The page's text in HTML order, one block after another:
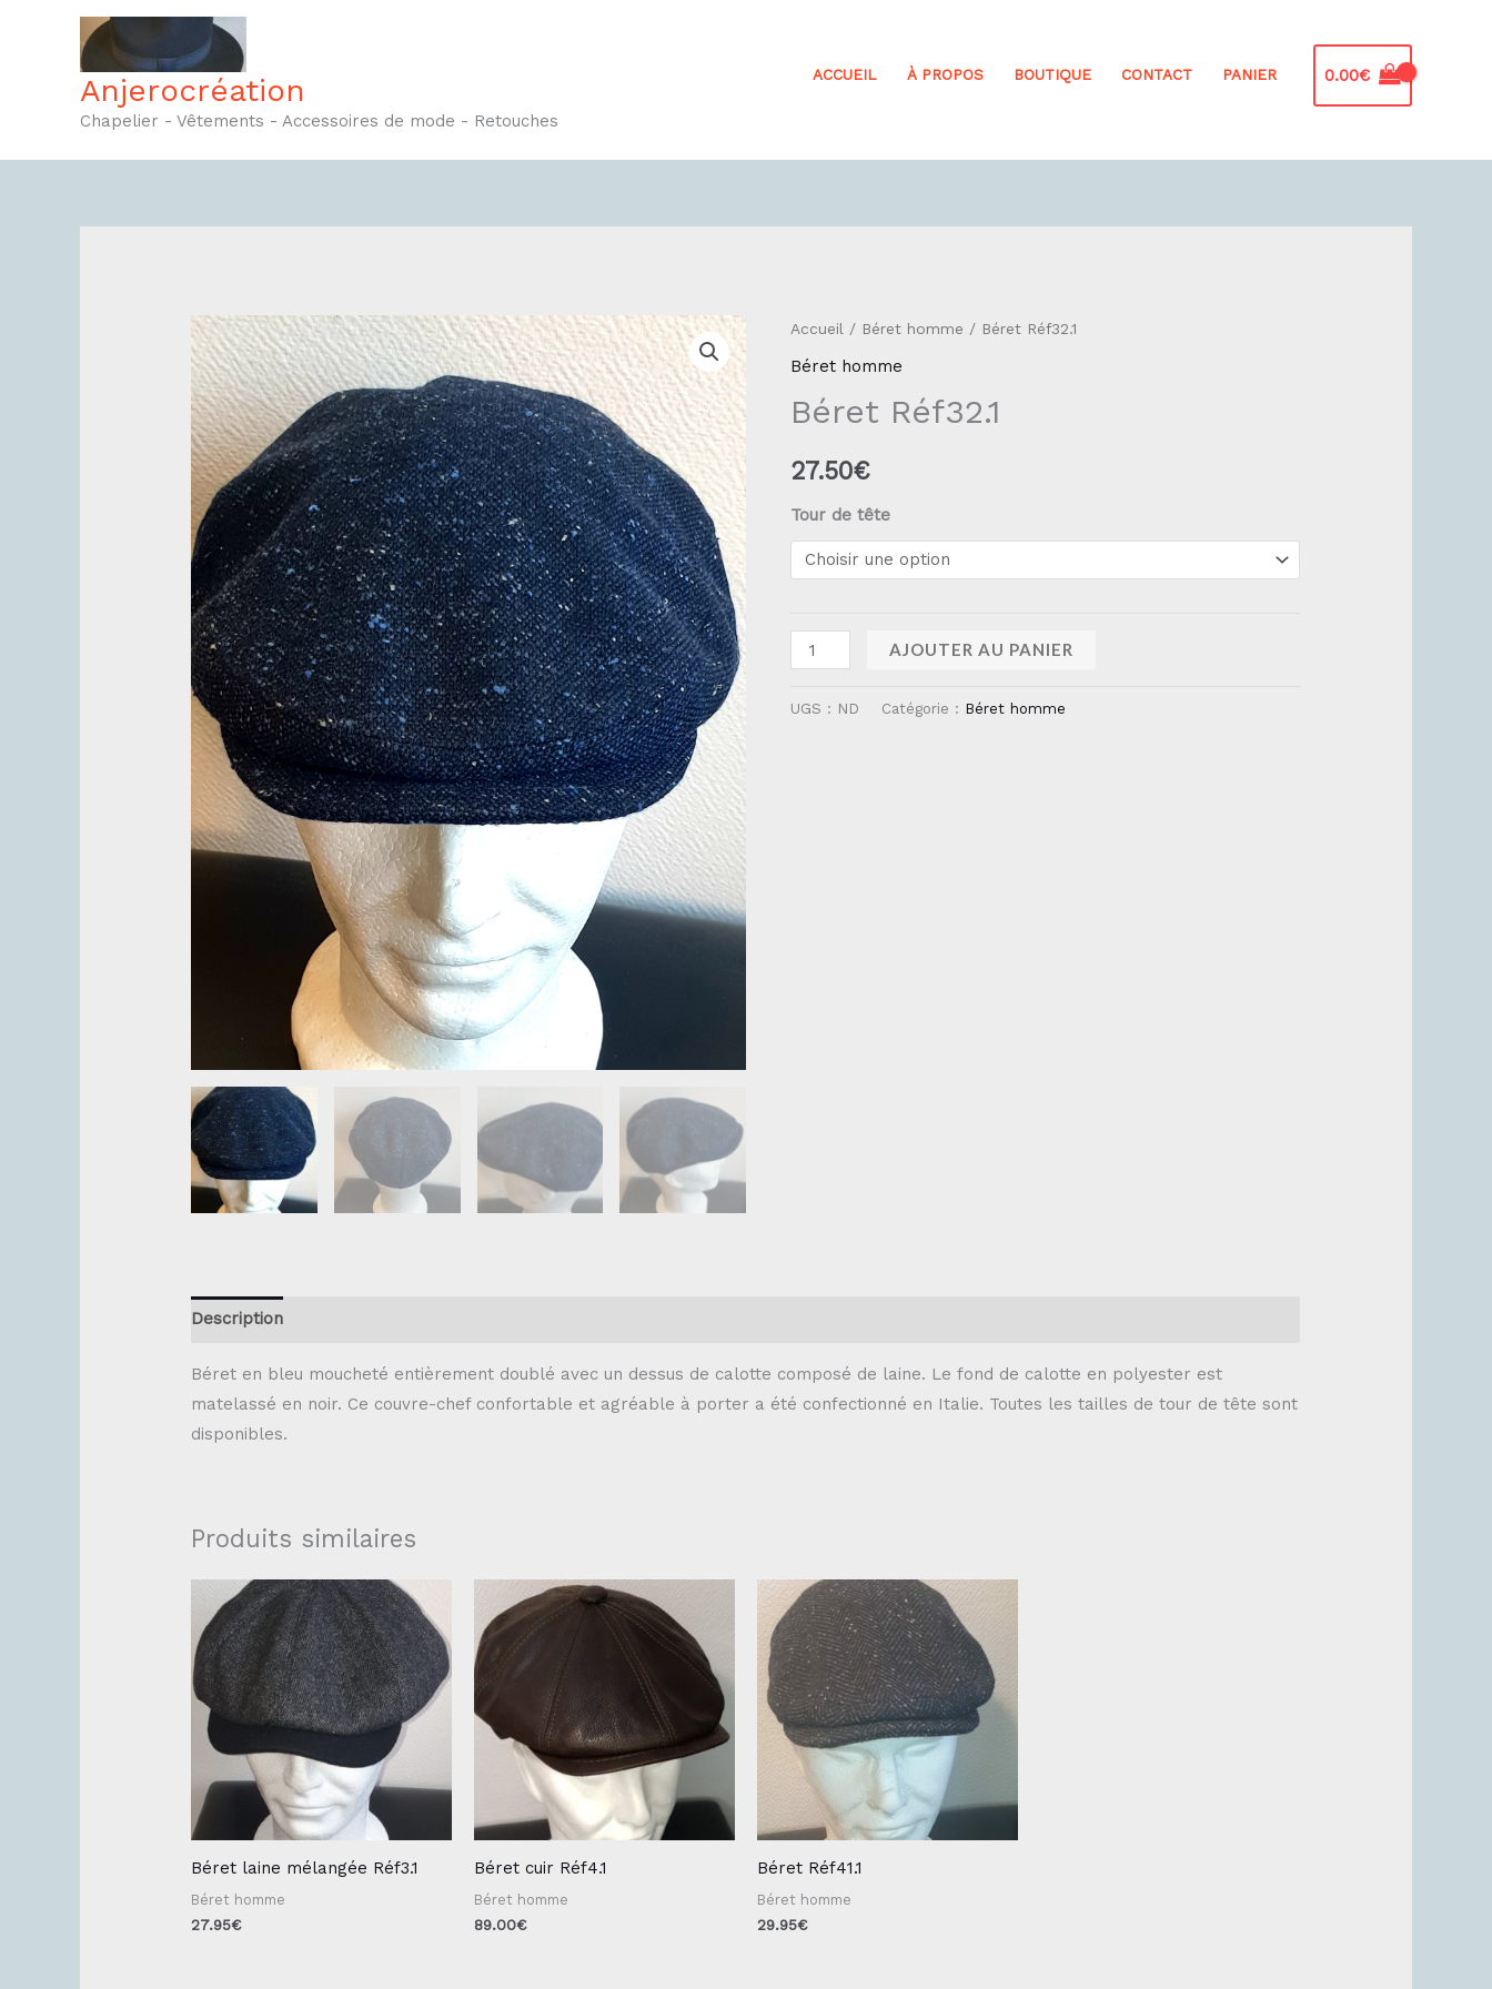
Anjerocréation
Chapelier - Vêtements - Accessoires de mode - Retouches
ACCUEIL À PROPOS BOUTIQUE CONTACT PANIER 0.00€
Accueil / Béret homme / Béret Réf32.1
Béret homme
Béret Réf32.1
27.50€
Tour de tête
quantité
de
Réf32.1
AJOUTER AU PANIER
UGS : ND Catégorie : Béret homme
Description
Béret en bleu moucheté entièrement doublé avec un dessus de calotte composé de laine. Le fond de calotte en polyester est
matelassé en noir. Ce couvre-chef confortable et agréable à porter a été confectionné en Italie. Toutes les tailles de tour de tête sont
disponibles.
Produits similaires
Béret laine mélangée Réf3.1
Béret homme
27.95€
Béret cuir Réf4.1
Béret homme
89.00€
Béret Réf41.1
Béret homme
29.95€